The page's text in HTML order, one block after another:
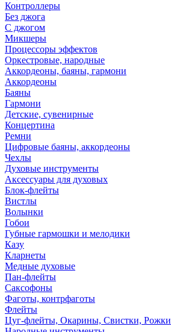
Контроллеры
Без джога
С джогом
Микшеры
Процессоры эффектов
Оркестровые, народные
Аккордеоны, баяны, гармони
Аккордеоны
Баяны
Гармони
Детские, сувенирные
Концертина
Ремни
Цифровые баяны, аккордеоны
Чехлы
Духовые инструменты
Аксессуары для духовых
Блок-флейты
Вистлы
Волынки
Гобои
Губные гармошки и мелодики
Казу
Кларнеты
Медные духовые
Пан-флейты
Саксофоны
Фаготы, контрфаготы
Флейты
Цуг-флейты, Окарины, Свистки, Рожки